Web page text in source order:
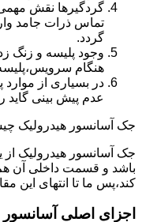
گردگیرها نقش
تماس ذرات جامد
گردد.
وجود پلیسه و زنگ
هنگام
در بسیاری از
عدم پیش بینی گاید
جک آسانسور هیدرولیک
جک آسانسور هیدرولیک
باشد و قسمت داخلی آن
کند،پس ما تا انتهای این
اجزای اصلی آسانسور